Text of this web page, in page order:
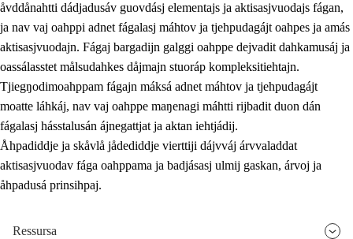
åvddånahtti dádjadusáv guovdásj elementajs ja aktisasjvuodajs fágan,
ja nav vaj oahppi adnet fágalasj máhtov ja tjehpudagájt oahpes ja amás
aktisasjvuodajn. Fágaj bargadijn galggi oahppe dejvadit dahkamusáj ja
oassálasstet målsudahkes dåjmajn stuoráp kompleksitiehtajn.
Tjiegŋodimoahppam fágajn máksá adnet máhtov ja tjehpudagájt
moatte láhkáj, nav vaj oahppe maŋenagi máhtti rijbadit duon dán
fágalasj hásstalusán ájnegattjat ja aktan iehtjádij.
Åhpadiddje ja skåvlå jådediddje vierttiji dájvváj árvvaladdat
aktisasjvuodav fága oahppama ja badjásasj ulmij gaskan, árvoj ja
åhpadusá prinsihpaj.
Ressursa